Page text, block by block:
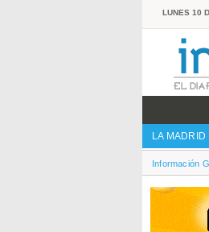
LUNES 10
LA MADRID
Información